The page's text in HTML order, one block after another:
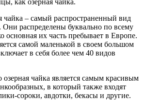
чайка – самый распространенный вид
Они распределены буквально по всему
основная их часть пребывает в Европе.
самой маленькой в своем большом
в себя более чем 40 видов
чайка является самым красивым
в который также входят
сороки, авдотки, бекасы и другие.